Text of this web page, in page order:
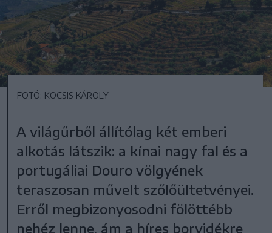
FOTÓ: KOCSIS KÁROLY
A világűrből állítólag két emberi
alkotás látszik: a kínai nagy fal és a
portugáliai Douro völgyének
teraszosan művelt szőlőültetvényei.
Erről megbizonyosodni fölöttébb
nehéz lenne, ám a híres borvidékre